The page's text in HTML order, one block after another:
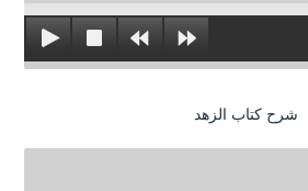
شرح كتاب الزهد